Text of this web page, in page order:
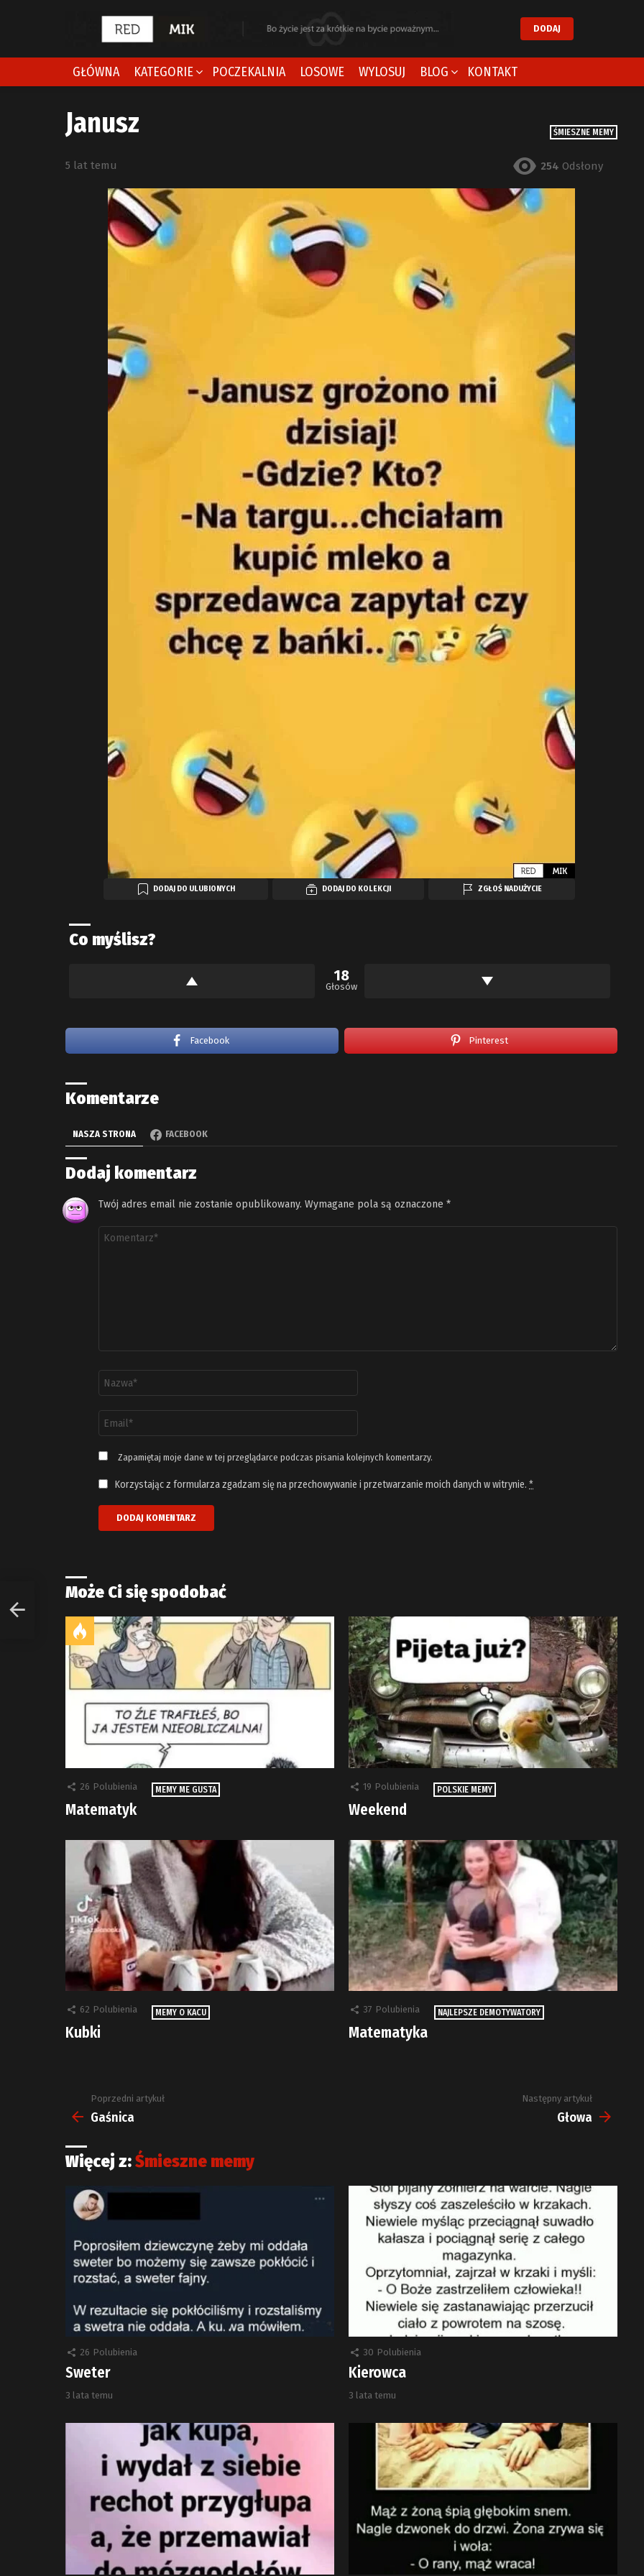
DODAJ
GŁÓWNA KATEGORIE POCZEKALNIA LOSOWE WYLOSUJ BLOG KONTAKT
ŚMIESZNE MEMY
Janusz
5 lat temu 254 Odsłony
DODAJ DO ULUBIONYCH DODAJ DO KOLEKCJI ZGŁOŚ NADUŻYCIE
Co myślisz?
18
Głosów
Facebook Pinterest
Komentarze
NASZA STRONA FACEBOOK
Dodaj komentarz
Twój adres email nie zostanie opublikowany. Wymagane pola są oznaczone *
Komentarz
email
*
Zapamiętaj moje dane w tej przeglądarce podczas pisania kolejnych komentarzy.
Korzystając z formularza zgadzam się na przechowywanie i przetwarzanie moich danych w witrynie. *
Może Ci się spodobać
26 Polubienia MEMY ME GUSTA
Matematyk
19 Polubienia POLSKIE MEMY
Weekend
62 Polubienia MEMY O KACU
Kubki
37 Polubienia NAJLEPSZE DEMOTYWATORY
Matematyka
Zobacz
więcej
Poprzedni artykuł
Gaśnica
Następny artykuł
Głowa
Więcej z:Śmieszne memy
26 Polubienia
Sweter
3 lata temu
30 Polubienia
Kierowca
3 lata temu